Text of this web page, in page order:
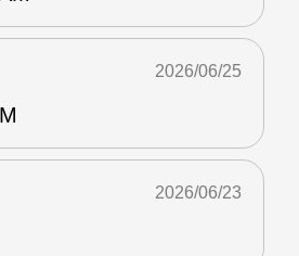
2026/06/25
2026/06/23